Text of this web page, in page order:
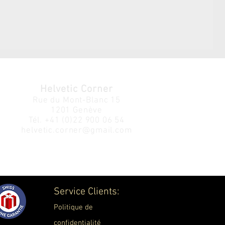
Service Clients:
Politique de
confidentialité